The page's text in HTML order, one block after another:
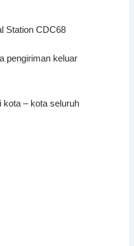
Station CDC68
pengiriman keluar
kota – kota seluruh